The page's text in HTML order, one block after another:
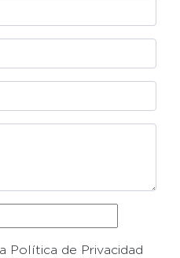
Política de Privacidad